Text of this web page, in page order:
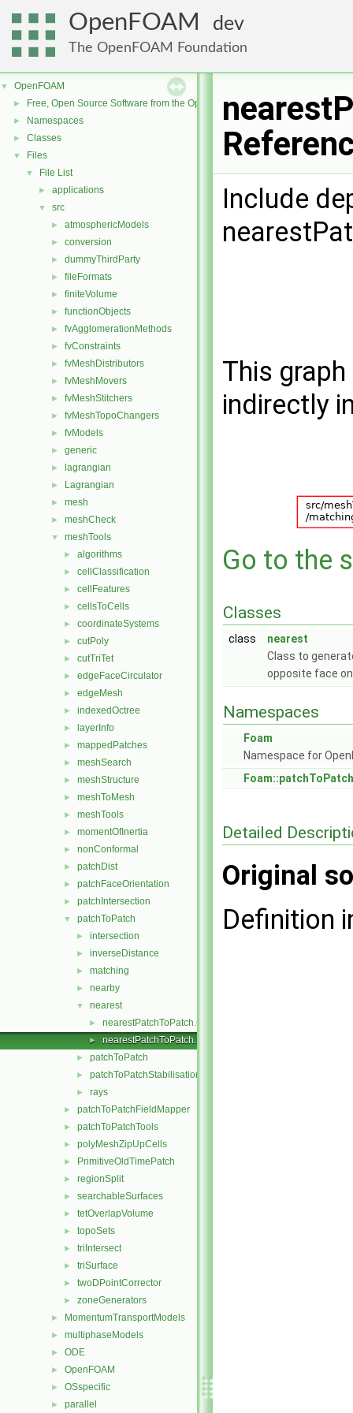
OpenFOAM dev
The OpenFOAM Foundation
▼ OpenFOAM
► Free, Open Source Software from the OpenFOAM Foundation
► Namespaces
► Classes
▼ Files
▼ File List
► applications
▼ src
► atmosphericModels
► conversion
► dummyThirdParty
► fileFormats
► finiteVolume
► functionObjects
► fvAgglomerationMethods
► fvConstraints
► fvMeshDistributors
► fvMeshMovers
► fvMeshStitchers
► fvMeshTopoChangers
► fvModels
► generic
► lagrangian
► Lagrangian
► mesh
► meshCheck
▼ meshTools
► algorithms
► cellClassification
► cellFeatures
► cellsToCells
► coordinateSystems
► cutPoly
► cutTriTet
► edgeFaceCirculator
► edgeMesh
► indexedOctree
► layerInfo
► mappedPatches
► meshSearch
► meshStructure
► meshToMesh
► meshTools
► momentOfInertia
► nonConformal
► patchDist
► patchFaceOrientation
► patchIntersection
▼ patchToPatch
► intersection
► inverseDistance
► matching
► nearby
▼ nearest
► nearestPatchToPatch.C
► nearestPatchToPatch.H
► patchToPatch
► patchToPatchStabilisation
► rays
► patchToPatchFieldMapper
► patchToPatchTools
► polyMeshZipUpCells
► PrimitiveOldTimePatch
► regionSplit
► searchableSurfaces
► tetOverlapVolume
► topoSets
► triIntersect
► triSurface
► twoDPointCorrector
► zoneGenerators
► MomentumTransportModels
► multiphaseModels
► ODE
► OpenFOAM
► OSspecific
► parallel
Include
This
indirectly
Go to the
Classes
class
nearest
Class to
opposite face
Namespaces
Foam
Namespace for
Detailed
Original
Definition